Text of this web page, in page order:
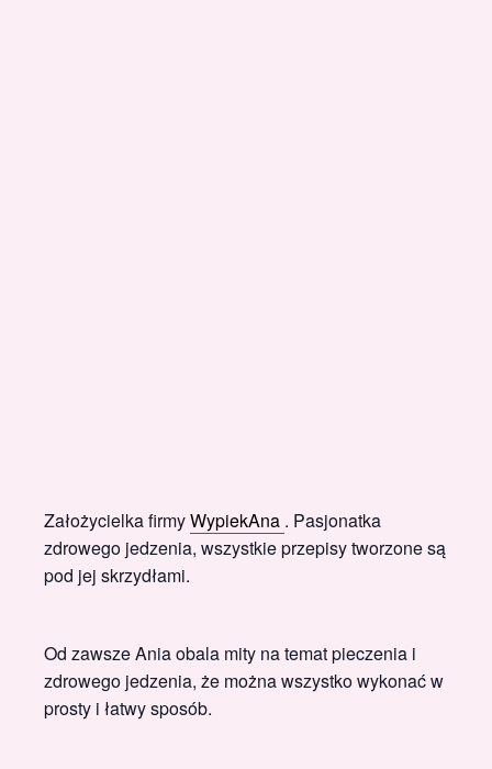
Założycielka firmyWypiekAna . Pasjonatka
zdrowego jedzenia, wszystkie przepisy tworzone są
pod jej skrzydłami.
Od zawsze Ania obala mity na temat pieczenia i
zdrowego jedzenia, że można wszystko wykonać w
prosty i łatwy sposób.